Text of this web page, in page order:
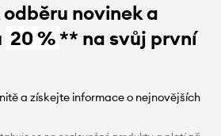
novinek a
20 %** na svůj první
a získejte informace o nejnovějších